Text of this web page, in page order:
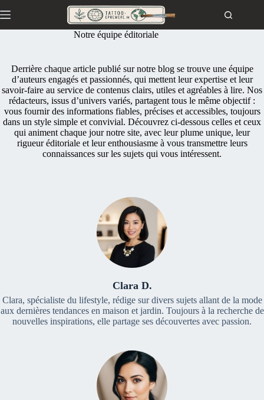
au
Notre équipe éditoriale
Derrière chaque article publié sur notre blog se trouve une équipe
d’auteurs engagés et passionnés, qui mettent leur expertise et leur
savoir-faire au service de contenus clairs, utiles et agréables à lire. Nos
rédacteurs, issus d’univers variés, partagent tous le même objectif :
vous fournir des informations fiables, précises et accessibles, toujours
dans un style simple et convivial. Découvrez ci-dessous celles et ceux
qui animent chaque jour notre site, avec leur plume unique, leur
rigueur éditoriale et leur enthousiasme à vous transmettre leurs
connaissances sur les sujets qui vous intéressent.
Clara D.
Clara, spécialiste du lifestyle, rédige sur divers sujets allant de la mode
aux dernières tendances en maison et jardin. Toujours à la recherche de
nouvelles inspirations, elle partage ses découvertes avec passion.